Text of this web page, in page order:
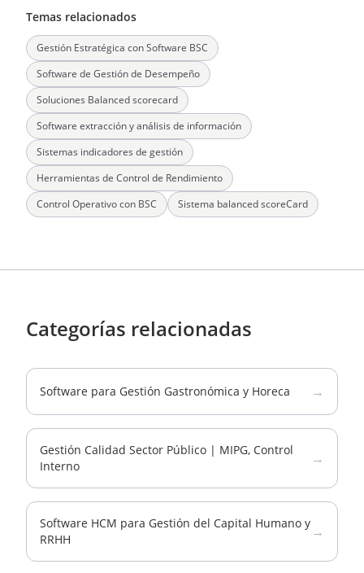
Temas relacionados
Gestión Estratégica con Software BSC
Software de Gestión de Desempeño
Soluciones Balanced scorecard
Software extracción y análisis de información
Sistemas indicadores de gestión
Herramientas de Control de Rendimiento
Control Operativo con BSC
Sistema balanced scoreCard
Categorías relacionadas
Software para Gestión Gastronómica y Horeca →
Gestión Calidad Sector Público | MIPG, Control
Interno
→
Software HCM para Gestión del Capital Humano y
RRHH
→